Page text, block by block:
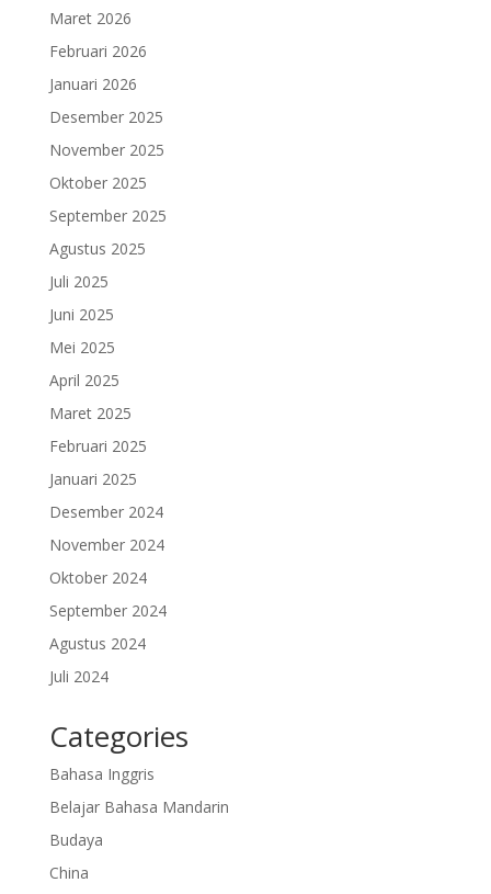
Maret 2026
Februari 2026
Januari 2026
Desember 2025
November 2025
Oktober 2025
September 2025
Agustus 2025
Juli 2025
Juni 2025
Mei 2025
April 2025
Maret 2025
Februari 2025
Januari 2025
Desember 2024
November 2024
Oktober 2024
September 2024
Agustus 2024
Juli 2024
Categories
Bahasa Inggris
Belajar Bahasa Mandarin
Budaya
China